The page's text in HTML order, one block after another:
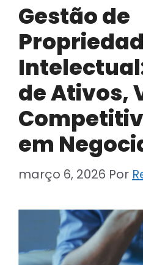
Gestão de
de Ativos,
em
março 6, 2026 Por